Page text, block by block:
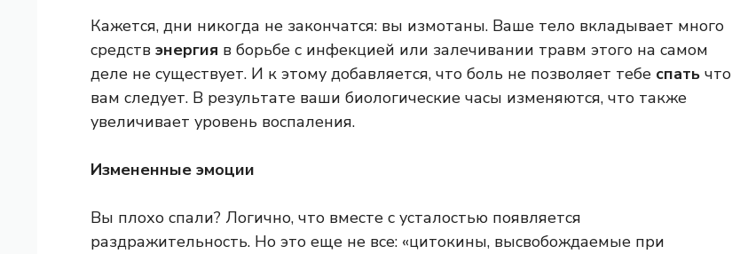
Кажется, дни никогда не закончатся: вы измотаны. Ваше тело вкладывает много
средств энергия в борьбе с инфекцией или залечивании травм этого на самом
деле не существует. И к этому добавляется, что боль не позволяет тебе спать что
вам следует. В результате ваши биологические часы изменяются, что также
увеличивает уровень воспаления.
Измененные эмоции
Вы плохо спали? Логично, что вместе с усталостью появляется
раздражительность. Но это еще не все: «цитокины, высвобождаемые при